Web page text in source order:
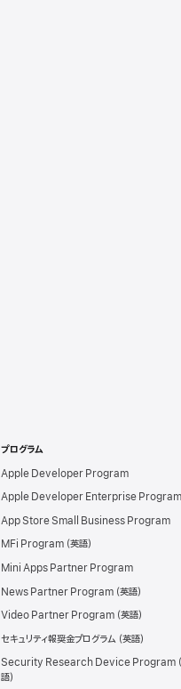
プログラム
Apple Developer Program
Apple Developer Enterprise Program
App Store Small Business Program
MFi Program
Mini Apps Partner Program
News Partner Program
Video Partner Program
セキュリティ報奨金プログラム
Security Research Device Program